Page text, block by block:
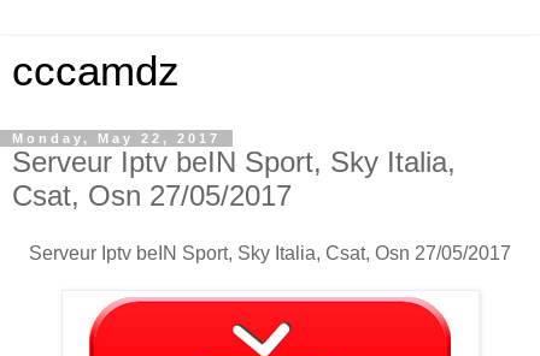
cccamdz
Monday, May 22, 2017
Serveur Iptv beIN Sport, Sky Italia,
Csat, Osn 27/05/2017
Serveur Iptv beIN Sport, Sky Italia, Csat, Osn 27/05/2017